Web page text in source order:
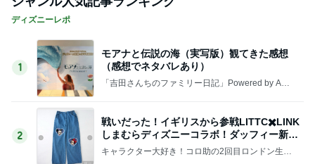
ディズニーレポ
1
モアナと伝説の海（実写版）観てきた感想
（感想でネタバレあり）
「吉田さんちのファミリー日記」Powered by Ame
2
戦いだった！イギリスから参戦LITTC✖️LINK
しまむらディズニーコラボ！ダッフィー新商
品の話
キャラクター大好き！コロ助の2回目ロンドン生活